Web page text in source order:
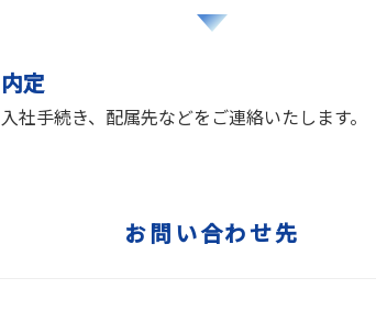
内定
入社手続き、配属先などをご連絡いたします。
お問い合わせ先